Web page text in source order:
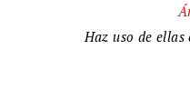
Haz uso de